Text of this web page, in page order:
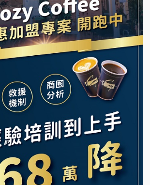
明會
明會
步藍咖啡加盟說明會
盟說明會
會
徵行政櫃檯
代洗收送人員(台中市)
美容芳療師
說明會
會
會
明會
POPO加盟說明會
明會
明會